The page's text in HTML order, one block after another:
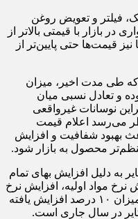
فیلتر و تعویض روغن
در بازار با قیمتی بالاتر از
قیمت‌ها حتی پایین‌تر از
طی مدت اخیر، میزان
و تعادل نسبی میان
نوسانات غیرواقعی
می‌رسد اعلام قیمت
بهبود شفافیت و افزایش
محصول به بازار شود.
به دلیل افزایش بهای تمام
مواد اولیه، افزایش نرخ
دستمزد و اثر تورمی سایر هزینه‌ها به میزان ۱۰ درصد افزایش یافته
در سال جاری است.